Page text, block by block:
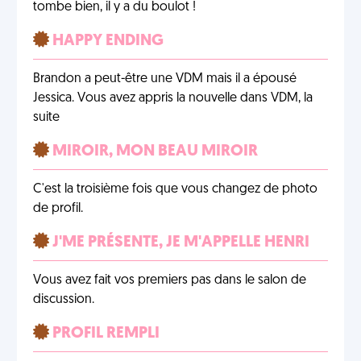
tombe bien, il y a du boulot !
HAPPY ENDING
Brandon a peut-être une VDM mais il a épousé
Jessica. Vous avez appris la nouvelle dans VDM, la
suite
MIROIR, MON BEAU MIROIR
C'est la troisième fois que vous changez de photo
de profil.
J'ME PRÉSENTE, JE M'APPELLE HENRI
Vous avez fait vos premiers pas dans le salon de
discussion.
PROFIL REMPLI